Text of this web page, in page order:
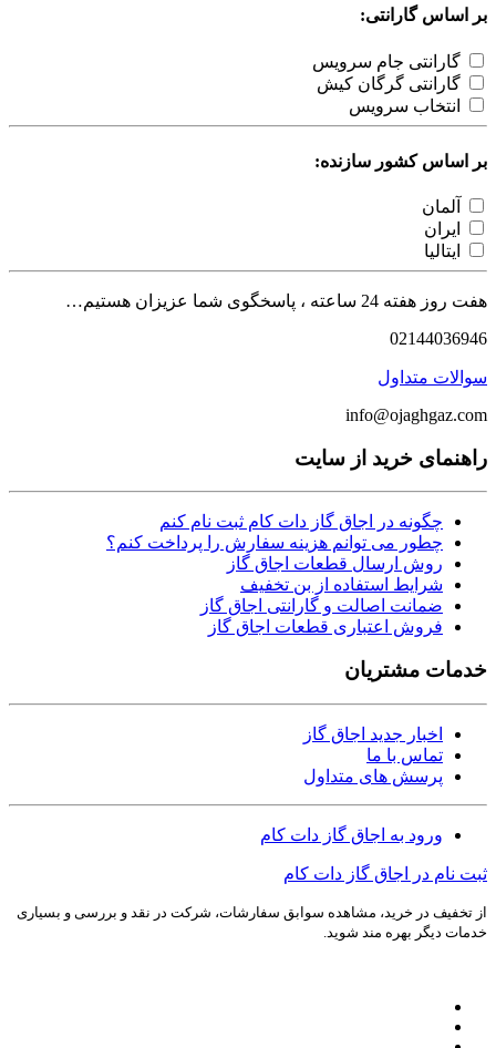
بر اساس گارانتی:
گارانتی جام سرویس
گارانتی گرگان کیش
انتخاب سرویس
بر اساس کشور سازنده:
آلمان
ایران
ایتالیا
هفت روز هفته 24 ساعته ، پاسخگوی شما عزیزان هستیم…
02144036946
سوالات متداول
info@ojaghgaz.com
راهنمای خرید از سایت
چگونه در اجاق گاز دات کام ثبت نام کنم
چطور می توانم هزینه سفارش را پرداخت کنم؟
روش ارسال قطعات اجاق گاز
شرایط استفاده از بن تخفیف
ضمانت اصالت و گارانتی اجاق گاز
فروش اعتباری قطعات اجاق گاز
خدمات مشتریان
اخبار جدید اجاق گاز
تماس با ما
پرسش های متداول
ورود به اجاق گاز دات کام
ثبت نام در اجاق گاز دات کام
از تخفیف در خرید، مشاهده سوابق سفارشات، شرکت در نقد و بررسی و بسیاری
خدمات دیگر بهره مند شوید.